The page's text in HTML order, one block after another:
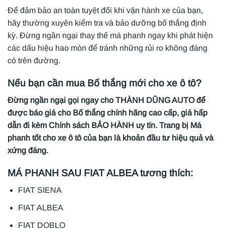
Để đảm bảo an toàn tuyệt đối khi vận hành xe của bạn,
hãy thường xuyên kiểm tra và bảo dưỡng bố thắng định
kỳ. Đừng ngần ngại thay thế má phanh ngay khi phát hiện
các dấu hiệu hao mòn để tránh những rủi ro không đáng
có trên đường.
Nếu bạn cần mua Bố thắng mới cho xe ô tô?
Đừng ngần ngại gọi ngay cho THÀNH DŨNG AUTO để
được báo giá cho Bố thắng chính hãng cao cấp, giá hấp
dẫn đi kèm Chính sách BẢO HÀNH uy tín. Trang bị Má
phanh tốt cho xe ô tô của bạn là khoản đầu tư hiệu quả và
xứng đáng.
MÁ PHANH SAU FIAT ALBEA tương thích:
FIAT SIENA
FIAT ALBEA
FIAT DOBLO